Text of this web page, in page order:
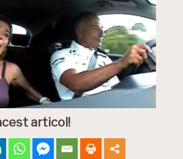
articol!